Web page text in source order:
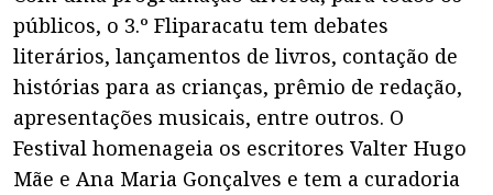
públicos, o 3.º Fliparacatu tem debates
literários, lançamentos de livros, contação de
histórias para as crianças, prêmio de redação,
apresentações musicais, entre outros. O
Festival homenageia os escritores Valter Hugo
Mãe e Ana Maria Gonçalves e tem a curadoria